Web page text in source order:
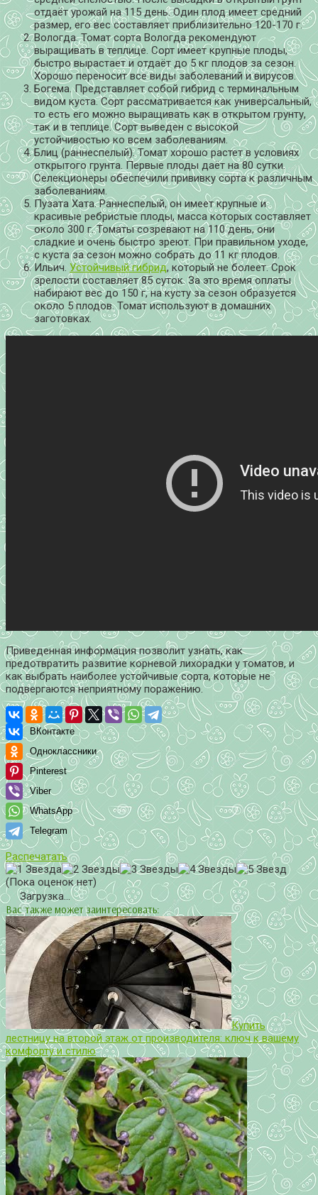
отдаёт урожай на 115 день. Один плод имеет средний
размер, его вес составляет приблизительно 120-170 г.
Вологда. Томат сорта Вологда рекомендуют
выращивать в теплице. Сорт имеет крупные плоды,
быстро вырастает и отдаёт до 5 кг плодов за сезон.
Хорошо переносит все виды заболеваний и вирусов.
Богема. Представляет собой гибрид с терминальным
видом куста. Сорт рассматривается как универсальный,
то есть его можно выращивать как в открытом грунту,
так и в теплице. Сорт выведен с высокой
устойчивостью ко всем заболеваниям.
Блиц (раннеспелый). Томат хорошо растет в условиях
открытого грунта. Первые плоды даёт на 80 сутки.
Селекционеры обеспечили прививку сорта к различным
заболеваниям.
Пузата Хата. Раннеспелый, он имеет крупные и
красивые ребристые плоды, масса которых составляет
около 300 г. Томаты созревают на 110 день, они
сладкие и очень быстро зреют. При правильном уходе,
с куста за сезон можно собрать до 11 кг плодов.
Ильич. Устойчивый гибрид, который не болеет. Срок
зрелости составляет 85 суток. За это время оплаты
набирают вес до 150 г, на кусту за сезон образуется
около 5 плодов. Томат используют в домашних
заготовках.
Приведенная информация позволит узнать, как
предотвратить развитие корневой лихорадки у томатов, и
как выбрать наиболее устойчивые сорта, которые не
подвергаются неприятному поражению.
ВКонтакте
Одноклассники
Pinterest
Viber
WhatsApp
Telegram
Распечатать
(Пока оценок нет)
Загрузка...
Вас также может заинтересовать:
Купить
лестницу на второй этаж от производителя: ключ к вашему
комфорту и стилю